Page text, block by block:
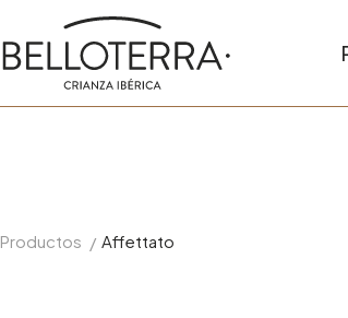
Productos / Affettato